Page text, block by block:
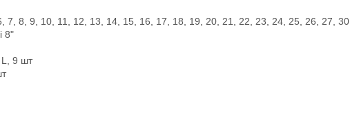
6, 7, 8, 9, 10, 11, 12, 13, 14, 15, 16, 17, 18, 19, 20, 21, 22, 23, 24, 25, 26, 27, 30
8"
L, 9 шт